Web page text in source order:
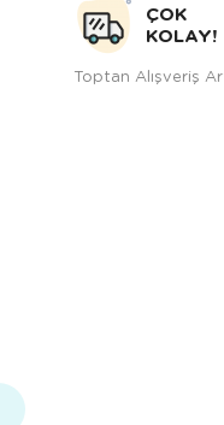
ÇOK
KOLAY!
Toptan Alışveriş